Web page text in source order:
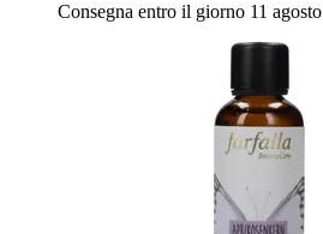
Consegna entro il giorno 11 agosto